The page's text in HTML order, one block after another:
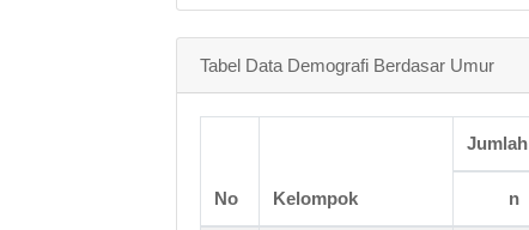
Tabel Data Demografi Berdasar Umur
No Kelompok
Jumlah
n